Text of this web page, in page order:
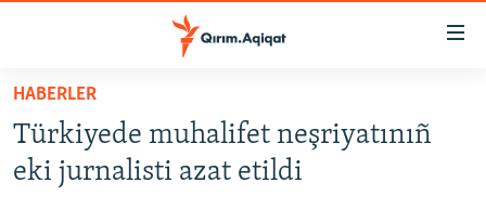
Esas
qaytmaq
Baş
navigatsiyağa
HABERLER
SİYASET
İQTİSADİYAT
HABERLER
Türkiyede muhalifet neşriyatınıñ
eki jurnalisti azat etildi